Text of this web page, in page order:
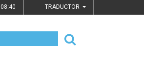
08:40 TRADUCTOR